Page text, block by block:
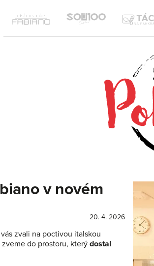
Ristorante
Sou100
v novém
20. 4. 2026
zvali na poctivou italskou
do prostoru, který dostal